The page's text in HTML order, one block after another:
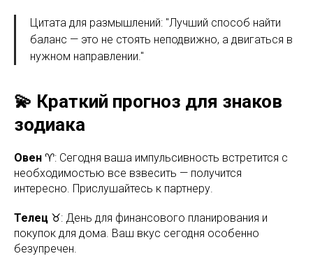
Цитата для размышлений: "Лучший способ найти
баланс — это не стоять неподвижно, а двигаться в
нужном направлении."
💫 Краткий прогноз для знаков
зодиака
Овен ♈: Сегодня ваша импульсивность встретится с
необходимостью все взвесить — получится
интересно. Прислушайтесь к партнеру.
Телец ♉: День для финансового планирования и
покупок для дома. Ваш вкус сегодня особенно
безупречен.